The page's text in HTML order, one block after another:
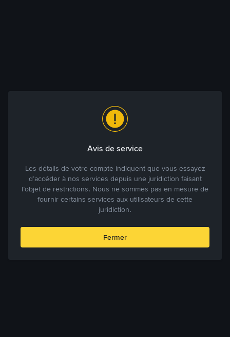
Avis de service
Les détails de votre compte indiquent que vous essayez
d’accéder à nos services depuis une juridiction faisant
l’objet de restrictions. Nous ne sommes pas en mesure de
fournir certains services aux utilisateurs de cette
juridiction.
Fermer